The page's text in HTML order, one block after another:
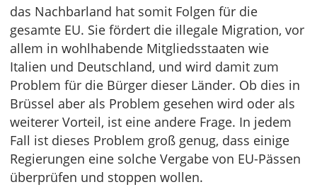
das Nachbarland hat somit Folgen für die
gesamte EU. Sie fördert die illegale Migration, vor
allem in wohlhabende Mitgliedsstaaten wie
Italien und Deutschland, und wird damit zum
Problem für die Bürger dieser Länder. Ob dies in
Brüssel aber als Problem gesehen wird oder als
weiterer Vorteil, ist eine andere Frage. In jedem
Fall ist dieses Problem groß genug, dass einige
Regierungen eine solche Vergabe von EU-Pässen
überprüfen und stoppen wollen.